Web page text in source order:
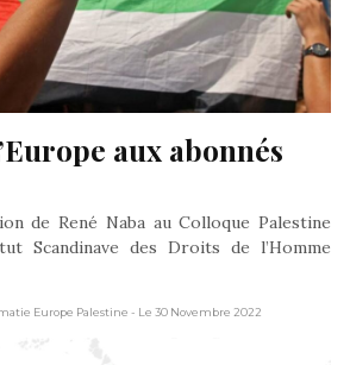
aux abonnés
de René Naba au Colloque Palestine
Scandinave des Droits de l’Homme
Europe Palestine - Le 30 Novembre 2022